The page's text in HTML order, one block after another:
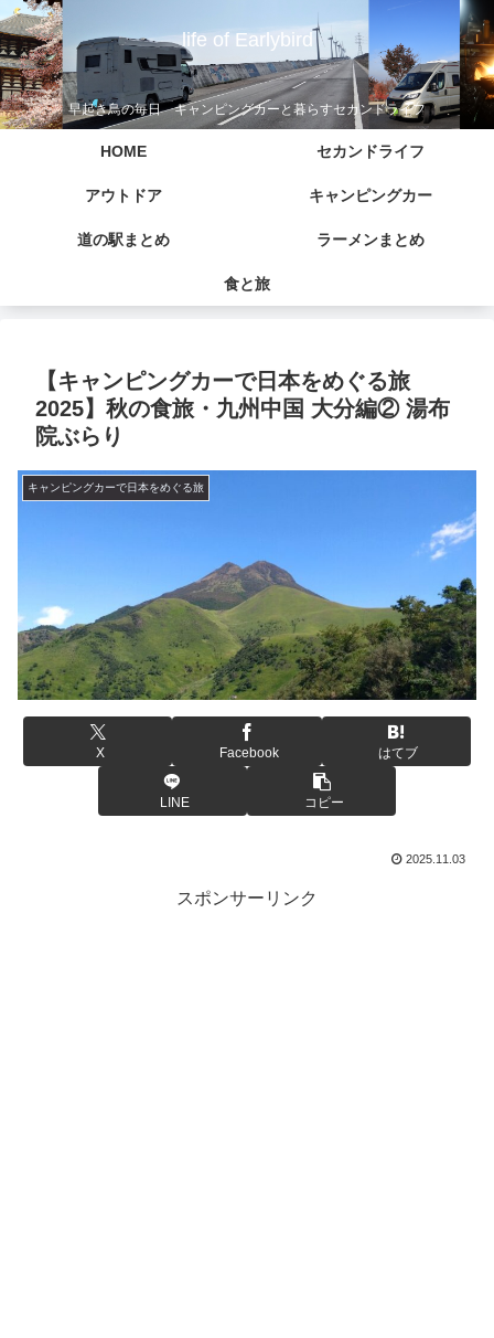
life of Earlybird
早起き鳥の毎日 キャンピングカーと暮らすセカンドライフ
HOME セカンドライフ
アウトドア キャンピングカー
道の駅まとめ ラーメンまとめ
食と旅
【キャンピングカーで日本をめぐる旅
2025】秋の食旅・九州中国 大分編② 湯布
院ぶらり
キャンピングカーで日本をめぐる旅
X Facebook はてブ
LINE コピー
2025.11.03
スポンサーリンク